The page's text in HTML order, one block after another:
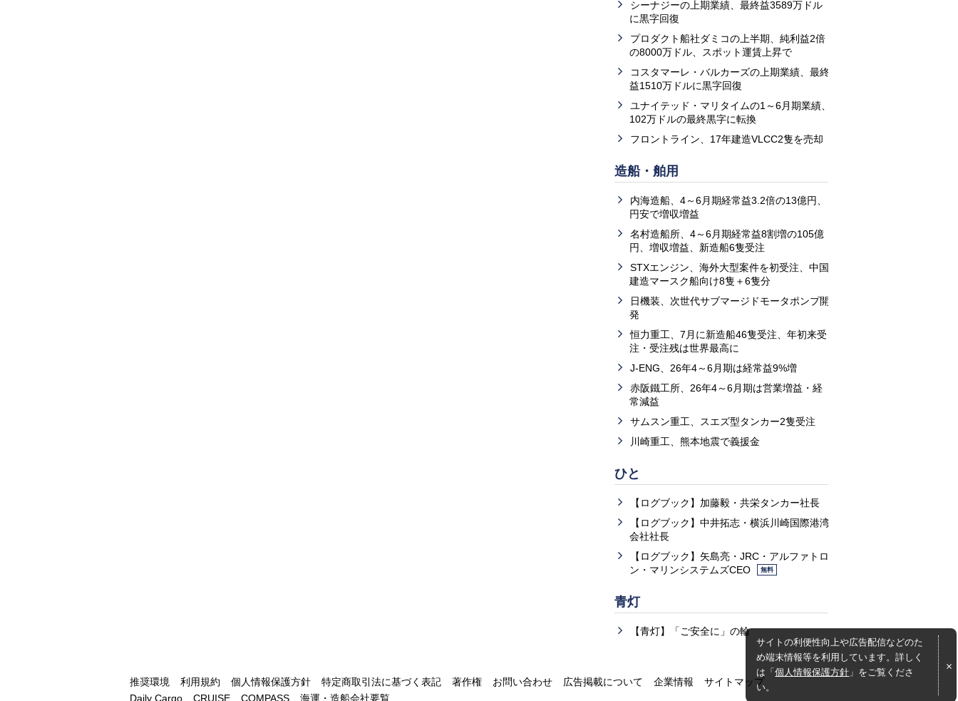
シーナジーの上期業績、最終益3589万ドル
に黒字回復
プロダクト船社ダミコの上半期、純利益2倍
の8000万ドル、スポット運賃上昇で
コスタマーレ・バルカーズの上期業績、最終
益1510万ドルに黒字回復
ユナイテッド・マリタイムの1～6月期業績、
102万ドルの最終黒字に転換
フロントライン、17年建造VLCC2隻を売却
造船・舶用
内海造船、4～6月期経常益3.2倍の13億円、
円安で増収増益
名村造船所、4～6月期経常益8割増の105億
円、増収増益、新造船6隻受注
STXエンジン、海外大型案件を初受注、中国
建造マースク船向け8隻＋6隻分
日機装、次世代サブマージドモータポンプ開
発
恒力重工、7月に新造船46隻受注、年初来受
注・受注残は世界最高に
J-ENG、26年4～6月期は経常益9%増
赤阪鐵工所、26年4～6月期は営業増益・経
常減益
サムスン重工、スエズ型タンカー2隻受注
川崎重工、熊本地震で義援金
ひと
【ログブック】加藤毅・共栄タンカー社長
【ログブック】中井拓志・横浜川崎国際港湾
会社社長
【ログブック】矢島亮・JRC・アルファトロ
ン・マリンシステムズCEO
無料
青灯
【青灯】「ご安全に」の輪
サイトの利便性向上や広告配信などのた
め端末情報等を利用しています。詳しく
は「個人情報保護方針 」をご覧くださ
い。
推奨環境 利用規約 個人情報保護方針 特定商取引法に基づく表記 著作権 お問い合わせ 広告掲載について 企業情報
サイトマップ
Daily Cargo
CRUISE COMPASS 海運・造船会社要覧